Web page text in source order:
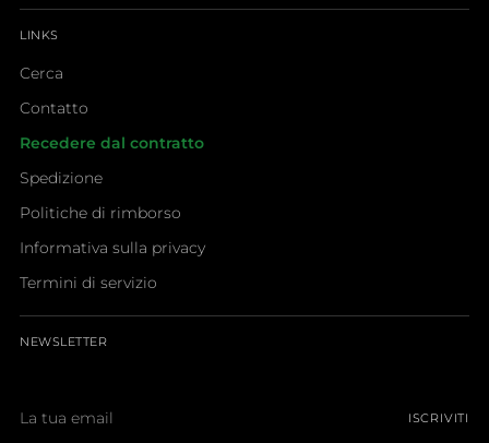
LINKS
Cerca
Contatto
Recedere dal contratto
Spedizione
Politiche di rimborso
Informativa sulla privacy
Termini di servizio
NEWSLETTER
tua
ISCRIVITI